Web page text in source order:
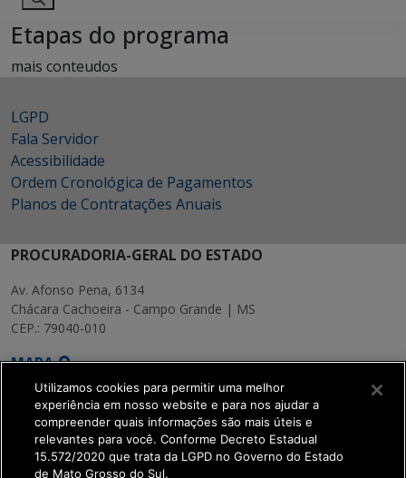
Etapas do programa
mais conteudos
LGPD
Fala Servidor
Acessibilidade
Ordem Cronológica de Pagamentos
Planos de Contratações Anuais
PROCURADORIA-GERAL DO ESTADO
Av. Afonso Pena, 6134
Chácara Cachoeira - Campo Grande | MS
CEP.: 79040-010
MAPA
SETDIG | Secretaria-
Utilizamos cookies para permitir uma melhor
experiência em nosso website e para nos ajudar a
compreender quais informações são mais úteis e
relevantes para você. Conforme Decreto Estadual
15.572/2020 que trata da LGPD no Governo do Estado
de Mato Grosso do Sul.